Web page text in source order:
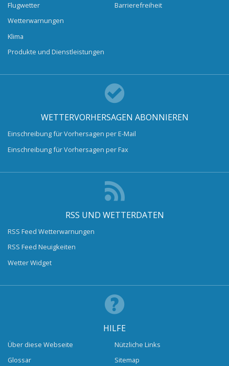
Flugwetter
Wetterwarnungen
Klima
Produkte und Dienstleistungen
Barrierefreiheit
WETTERVORHERSAGEN ABONNIEREN
Einschreibung für Vorhersagen per E-Mail
Einschreibung für Vorhersagen per Fax
RSS UND WETTERDATEN
RSS Feed Wetterwarnungen
RSS Feed Neuigkeiten
Wetter Widget
HILFE
Über diese Webseite
Glossar
Nützliche Links
Sitemap